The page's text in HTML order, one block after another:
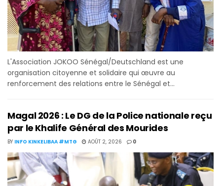
L'Association JOKOO Sénégal/Deutschland est une
organisation citoyenne et solidaire qui œuvre au
renforcement des relations entre le Sénégal et...
Magal 2026 : Le DG de la Police nationale reçu
par le Khalife Général des Mourides
BY INFO KINKELIBAA #MTG AOÛT 2, 2026 0